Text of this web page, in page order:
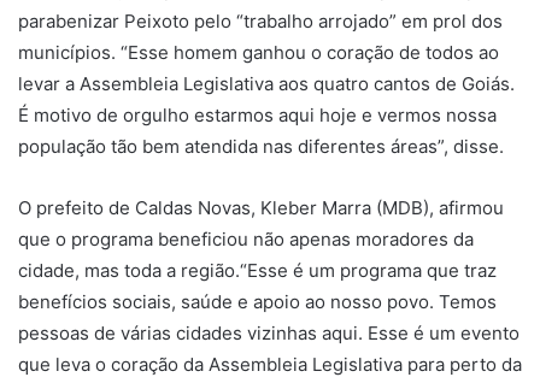
parabenizar Peixoto pelo “trabalho arrojado” em prol dos
municípios. “Esse homem ganhou o coração de todos ao
levar a Assembleia Legislativa aos quatro cantos de Goiás.
É motivo de orgulho estarmos aqui hoje e vermos nossa
população tão bem atendida nas diferentes áreas”, disse.
O prefeito de Caldas Novas, Kleber Marra (MDB), afirmou
que o programa beneficiou não apenas moradores da
cidade, mas toda a região.“Esse é um programa que traz
benefícios sociais, saúde e apoio ao nosso povo. Temos
pessoas de várias cidades vizinhas aqui. Esse é um evento
que leva o coração da Assembleia Legislativa para perto da